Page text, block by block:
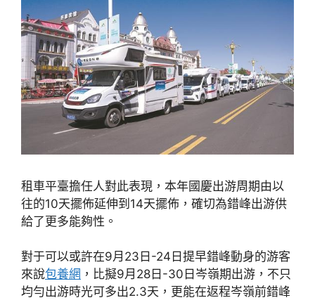
租車平臺擔任人對此表現，本年國慶出游周期由以
往的10天擺佈延伸到14天擺佈，確切為錯峰出游供
給了更多能夠性。
對于可以或許在9月23日-24日提早錯峰動身的游客
來說包養網 ，比擬9月28日-30日岑嶺期出游，不只
均勻出游時光可多出2.3天，更能在返程岑嶺前錯峰